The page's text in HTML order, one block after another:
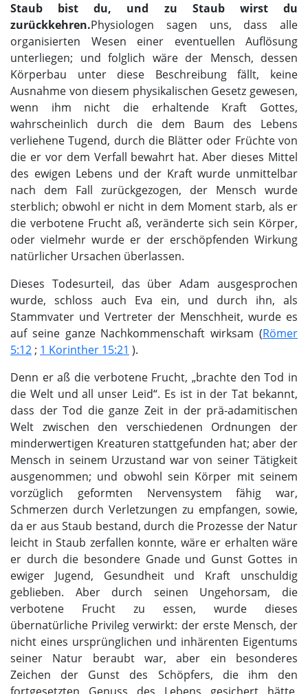
Staub bist du, und zu Staub wirst du
zurückkehren.Physiologen sagen uns, dass alle
organisierten Wesen einer eventuellen Auflösung
unterliegen; und folglich wäre der Mensch, dessen
Körperbau unter diese Beschreibung fällt, keine
Ausnahme von diesem physikalischen Gesetz gewesen,
wenn ihm nicht die erhaltende Kraft Gottes,
wahrscheinlich durch die dem Baum des Lebens
verliehene Tugend, durch die Blätter oder Früchte von
die er vor dem Verfall bewahrt hat. Aber dieses Mittel
des ewigen Lebens und der Kraft wurde unmittelbar
nach dem Fall zurückgezogen, der Mensch wurde
sterblich; obwohl er nicht in dem Moment starb, als er
die verbotene Frucht aß, veränderte sich sein Körper,
oder vielmehr wurde er der erschöpfenden Wirkung
natürlicher Ursachen überlassen.
Dieses Todesurteil, das über Adam ausgesprochen
wurde, schloss auch Eva ein, und durch ihn, als
Stammvater und Vertreter der Menschheit, wurde es
auf seine ganze Nachkommenschaft wirksam (Römer
5:12 ; 1 Korinther 15:21 ).
Denn er aß die verbotene Frucht, „brachte den Tod in
die Welt und all unser Leid“. Es ist in der Tat bekannt,
dass der Tod die ganze Zeit in der prä-adamitischen
Welt zwischen den verschiedenen Ordnungen der
minderwertigen Kreaturen stattgefunden hat; aber der
Mensch in seinem Urzustand war von seiner Tätigkeit
ausgenommen; und obwohl sein Körper mit seinem
vorzüglich geformten Nervensystem fähig war,
Schmerzen durch Verletzungen zu empfangen, sowie,
da er aus Staub bestand, durch die Prozesse der Natur
leicht in Staub zerfallen konnte, wäre er erhalten wäre
er durch die besondere Gnade und Gunst Gottes in
ewiger Jugend, Gesundheit und Kraft unschuldig
geblieben. Aber durch seinen Ungehorsam, die
verbotene Frucht zu essen, wurde dieses
übernatürliche Privileg verwirkt: der erste Mensch, der
nicht eines ursprünglichen und inhärenten Eigentums
seiner Natur beraubt war, aber ein besonderes
Zeichen der Gunst des Schöpfers, die ihm den